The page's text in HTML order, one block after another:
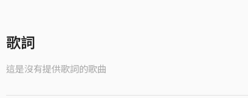
歌詞
這是沒有提供歌詞的歌曲